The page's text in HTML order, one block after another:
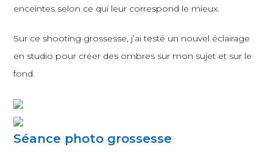
enceintes selon ce qui leur correspond le mieux.
Sur ce shooting grossesse, j’ai testé un nouvel éclairage
en studio pour créer des ombres sur mon sujet et sur le
fond.
Séance photo grossesse